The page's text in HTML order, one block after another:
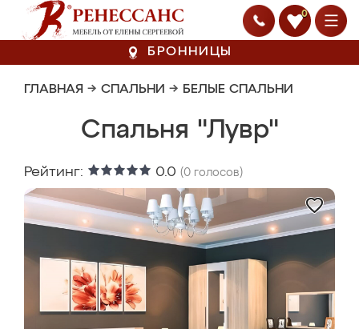
0
БРОННИЦЫ
ГЛАВНАЯ → СПАЛЬНИ → БЕЛЫЕ СПАЛЬНИ
Спальня "Лувр"
Рейтинг: 0.0 (0 голосов)